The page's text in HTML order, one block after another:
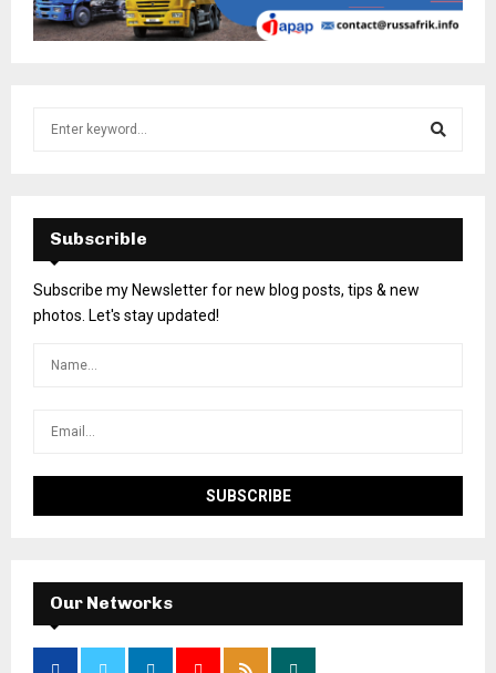
Subscrible
Subscribe my Newsletter for new blog posts, tips & new
photos. Let's stay updated!
Our Networks